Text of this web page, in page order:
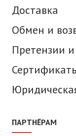
Доставка
Обмен и
Претензии
ПАРТНЁРАМ